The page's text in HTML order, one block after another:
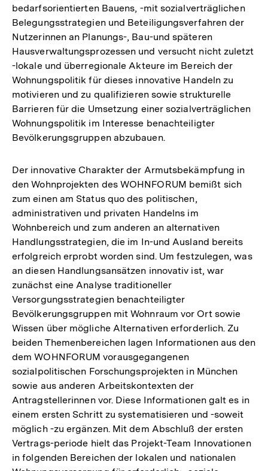
bedarfsorientierten Bauens, -mit sozialverträglichen
Belegungsstrategien und Beteiligungsverfahren der
Nutzerinnen an Planungs-, Bau-und späteren
Hausverwaltungsprozessen und versucht nicht zuletzt
-lokale und überregionale Akteure im Bereich der
Wohnungspolitik für dieses innovative Handeln zu
motivieren und zu qualifizieren sowie strukturelle
Barrieren für die Umsetzung einer sozialverträglichen
Wohnungspolitik im Interesse benachteiligter
Bevölkerungsgruppen abzubauen.
Der innovative Charakter der Armutsbekämpfung in
den Wohnprojekten des WOHNFORUM bemißt sich
zum einen am Status quo des politischen,
administrativen und privaten Handelns im
Wohnbereich und zum anderen an alternativen
Handlungsstrategien, die im In-und Ausland bereits
erfolgreich erprobt worden sind. Um festzulegen, was
an diesen Handlungsansätzen innovativ ist, war
zunächst eine Analyse traditioneller
Versorgungsstrategien benachteiligter
Bevölkerungsgruppen mit Wohnraum vor Ort sowie
Wissen über mögliche Alternativen erforderlich. Zu
beiden Themenbereichen lagen Informationen aus den
dem WOHNFORUM vorausgegangenen
sozialpolitischen Forschungsprojekten in München
sowie aus anderen Arbeitskontexten der
Antragstellerinnen vor. Diese Informationen galt es in
einem ersten Schritt zu systematisieren und -soweit
möglich -zu ergänzen. Mit dem Abschluß der ersten
Vertrags-periode hielt das Projekt-Team Innovationen
in folgenden Bereichen der lokalen und nationalen